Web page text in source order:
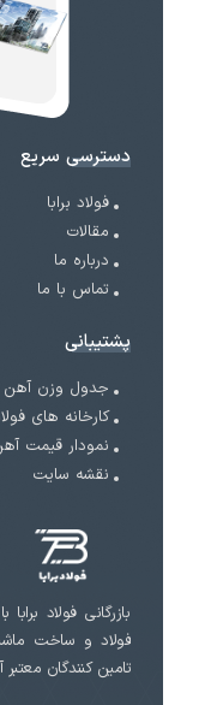
دسترسی سریع
فولاد برابا
مقالات
درباره ما
تماس با ما
پشتیبانی
جدول وزن آهن
کارخانه های
نمودار قیمت
نقشه سایت
فولاد و ساخت
تامین کنندگان